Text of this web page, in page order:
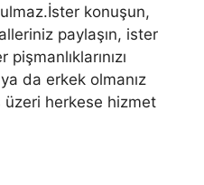
konuşun,
paylaşın, ister
da erkek olmanız
herkese hizmet